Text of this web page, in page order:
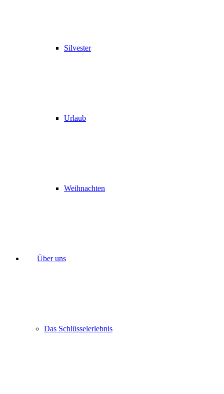
Silvester
Urlaub
Weihnachten
Über uns
Das Schlüsselerlebnis